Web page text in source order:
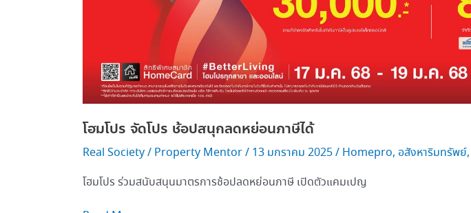
โฮมโปร จัดโปร ช้อปสนุกลดหย่อนภาษีได้
Real Society/ Property Mentor/ 13 มกราคม 2025/ Homepro, อสังหาริมทรัพย์,
โฮมโปร ร่วมสนับสนุนมาตรการช้อปลดหย่อนภาษี เปิดตัวแคมเปญ